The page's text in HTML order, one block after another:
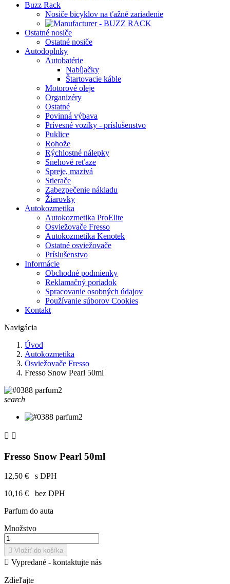
Buzz Rack
Nosiče bicyklov na ťažné zariadenie
Ostatné nosiče
Ostatné nosiče
Autodoplnky
Autobatérie
Nabíjačky
Štartovacie káble
Motorové oleje
Organizéry
Ostatné
Povinná výbava
Prívesné vozíky - príslušenstvo
Puklice
Rohože
Rýchlostné nálepky
Snehové reťaze
Spreje, mazivá
Stierače
Zabezpečenie nákladu
Žiarovky
Autokozmetika
Autokozmetika ProElite
Osviežovače Fresso
Autokozmetika Kenotek
Ostatné osviežovače
Príslušenstvo
Informácie
Obchodné podmienky
Reklamačný poriadok
Spracovanie osobných údajov
Používanie súborov Cookies
Kontakt
Navigácia
Úvod
Autokozmetika
Osviežovače Fresso
Fresso Snow Pearl 50ml
search
 
Fresso Snow Pearl 50ml
12,50 €
s DPH
10,16 €
bez DPH
Parfum do auta
Množstvo
 Vložiť do košíka
 Vypredané - kontaktujte nás
Zdieľajte